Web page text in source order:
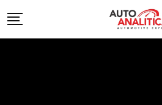
to